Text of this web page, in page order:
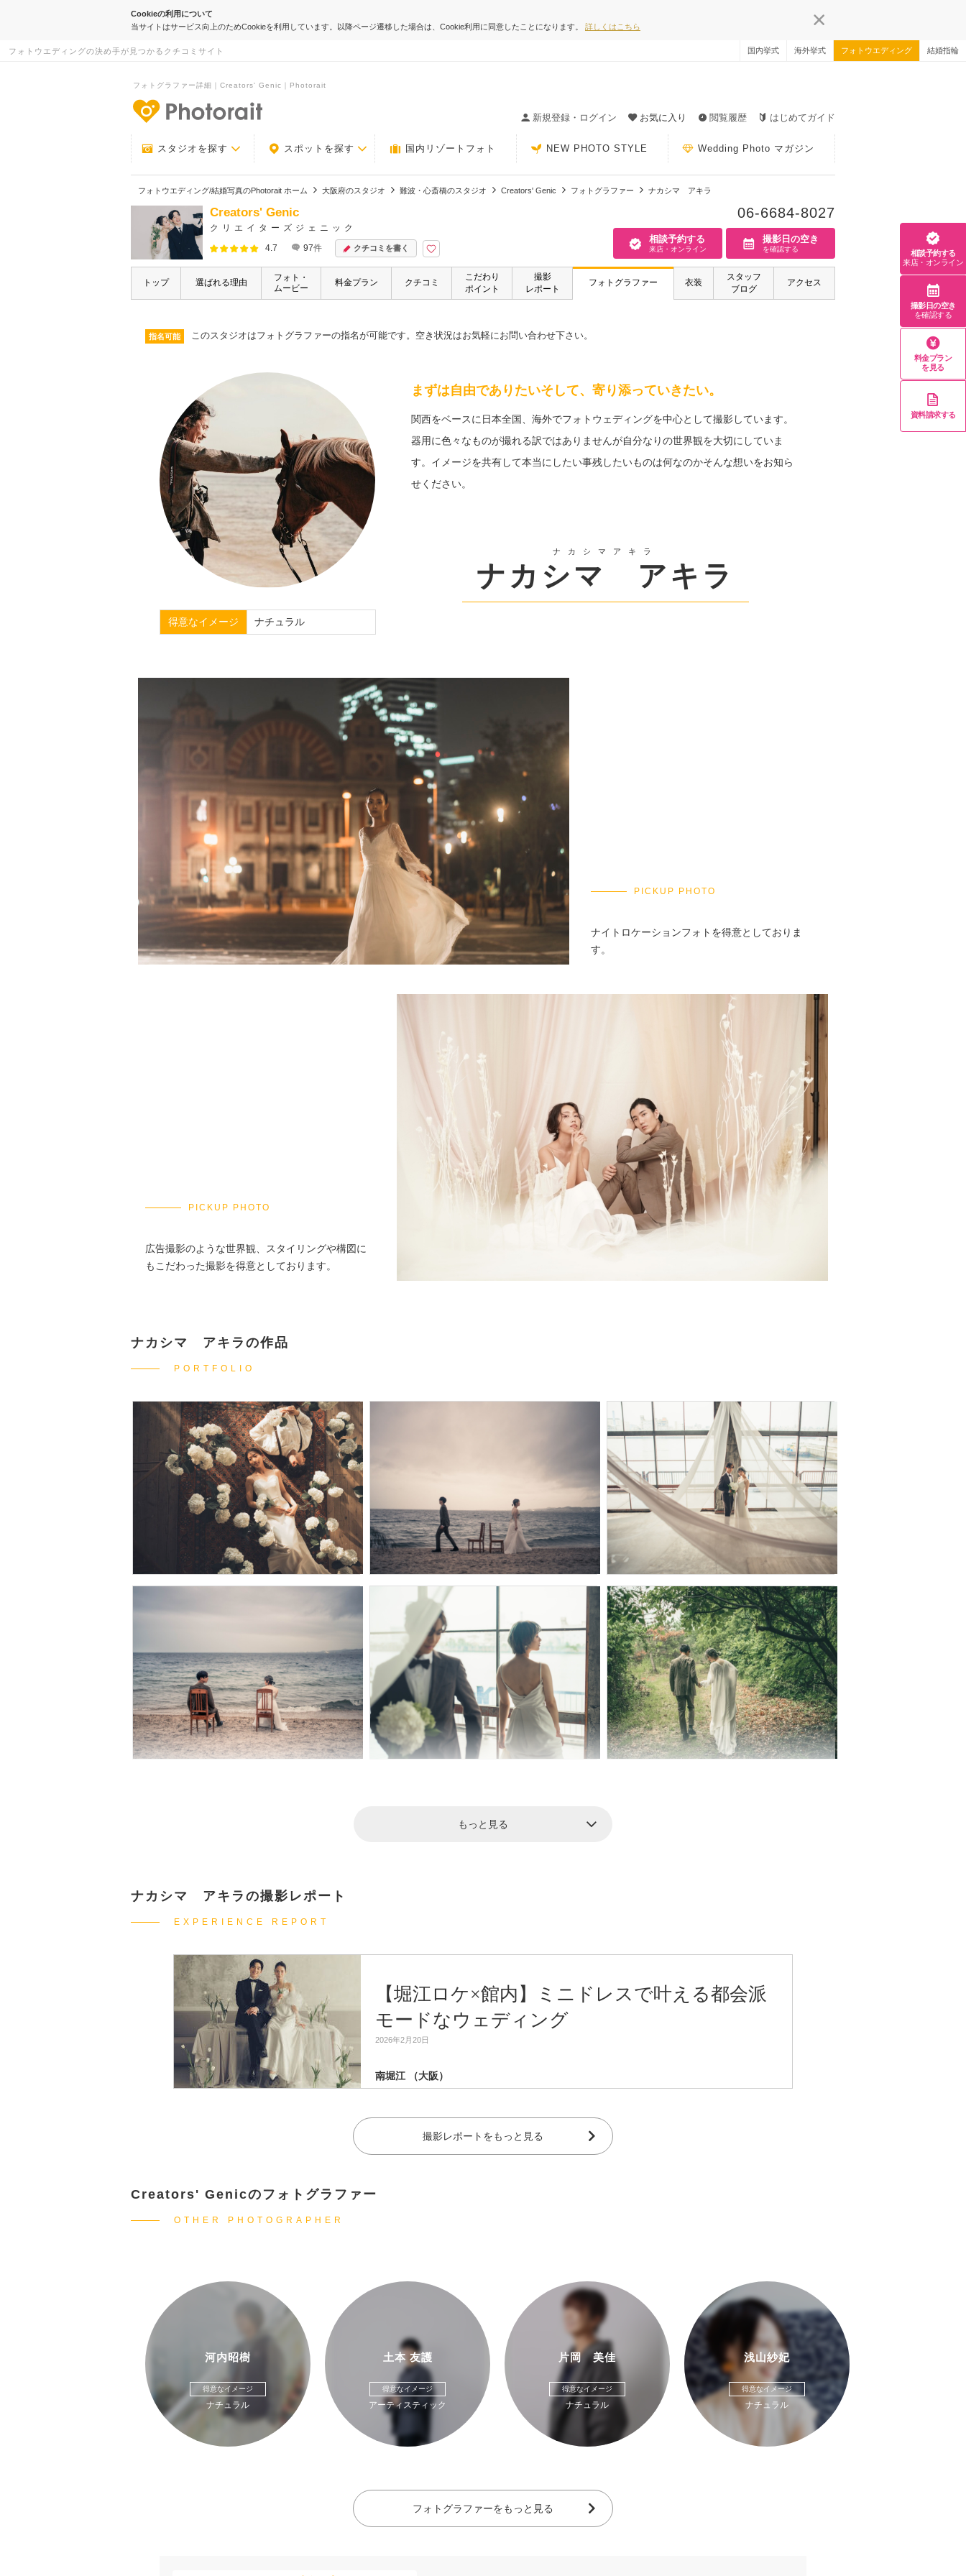
Cookieの利用について
当サイトはサービス向上のためCookieを利用しています。以降ページ遷移した場合は、Cookie利用に同意したことになります。 詳しくはこちら
フォトウエディングの決め手が見つかるクチコミサイト 国内挙式 海外挙式 フォトウエディング 結婚指輪
フォトグラファー詳細｜Creators' Genic｜Photorait
新規登録・ログイン
お気に入り 閲覧履歴 はじめてガイド
スタジオを探す スポットを探す 国内リゾートフォト NEW PHOTO STYLE Wedding Photo マガジン
フォトウエディング/結婚写真のPhotorait ホーム 大阪府のスタジオ 難波・心斎橋のスタジオ Creators' Genic フォトグラファー ナカシマ アキラ
Creators' Genic
クリエイターズジェニック
4.7
97件 クチコミを書く
06-6684-8027
相談予約する
来店・オンライン
撮影日の空き
を確認する
トップ 選ばれる理由
フォト・
ムービー
料金プラン クチコミ
こだわり
ポイント
撮影
レポート
フォトグラファー 衣装
スタッフ
ブログ
アクセス
指名可能 このスタジオはフォトグラファーの指名が可能です。空き状況はお気軽にお問い合わせ下さい。
得意なイメージ ナチュラル
まずは自由でありたいそして、寄り添っていきたい。
関西をベースに日本全国、海外でフォトウェディングを中心として撮影しています。
器用に色々なものが撮れる訳ではありませんが自分なりの世界観を大切にしていま
す。イメージを共有して本当にしたい事残したいものは何なのかそんな想いをお知ら
せください。
ナカシマアキラ
ナカシマ アキラ
PICKUP PHOTO
ナイトロケーションフォトを得意としておりま
す。
PICKUP PHOTO
広告撮影のような世界観、スタイリングや構図に
もこだわった撮影を得意としております。
ナカシマ アキラの作品
PORTFOLIO
もっと見る
ナカシマ アキラの撮影レポート
EXPERIENCE REPORT
【堀江ロケ×館内】ミニドレスで叶える都会派
モードなウェディング
2026年2月20日
南堀江 （大阪）
撮影レポートをもっと見る
Creators' Genicのフォトグラファー
OTHER PHOTOGRAPHER
河内昭樹
得意なイメージ
ナチュラル
土本 友護
得意なイメージ
アーティスティック
片岡 美佳
得意なイメージ
ナチュラル
浅山紗妃
得意なイメージ
ナチュラル
フォトグラファーをもっと見る
相談予約する
来店・オンライン
撮影日の空き
を確認する
料金プラン
を見る
資料請求する